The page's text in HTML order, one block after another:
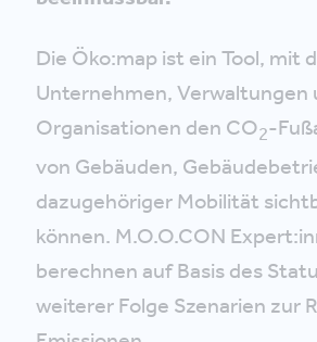
Die Öko:map ist ein Tool, mit
Unternehmen, Verwaltungen
Organisationen den CO2-
von Gebäuden,
dazugehöriger Mobilität
können. M.O.O.CON
berechnen auf Basis des
weiterer Folge Szenarien zur